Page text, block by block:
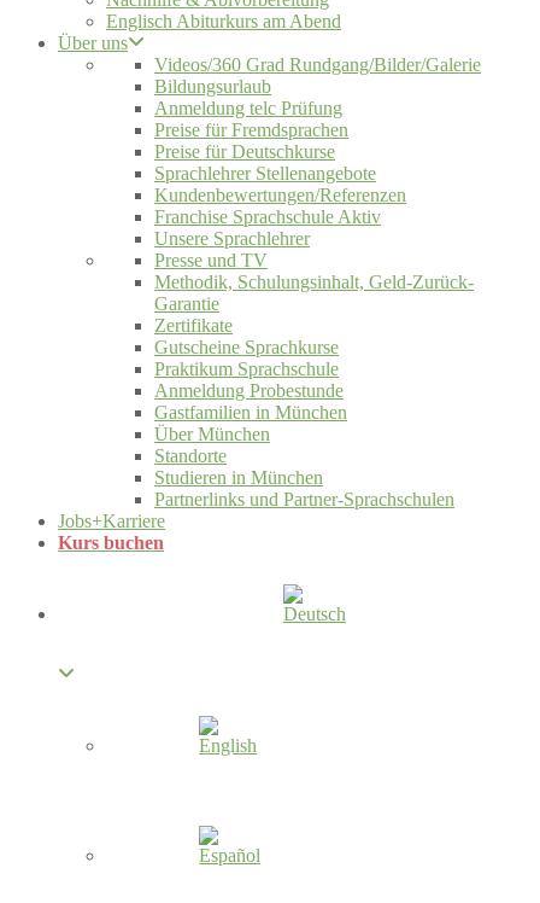
Englisch Abiturkurs am Abend
Über uns
Videos/360 Grad Rundgang/Bilder/Galerie
Bildungsurlaub
Anmeldung telc Prüfung
Preise für Fremdsprachen
Preise für Deutschkurse
Sprachlehrer Stellenangebote
Kundenbewertungen/Referenzen
Franchise Sprachschule Aktiv
Unsere Sprachlehrer
Presse und TV
Methodik, Schulungsinhalt, Geld-Zurück-
Garantie
Zertifikate
Gutscheine Sprachkurse
Praktikum Sprachschule
Anmeldung Probestunde
Gastfamilien in München
Über München
Standorte
Studieren in München
Partnerlinks und Partner-Sprachschulen
Jobs+Karriere
Kurs buchen